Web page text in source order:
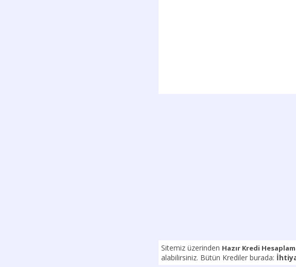
Sitemiz üzerinden Hazır Kredi
alabilirsiniz. Bütün Krediler burada: